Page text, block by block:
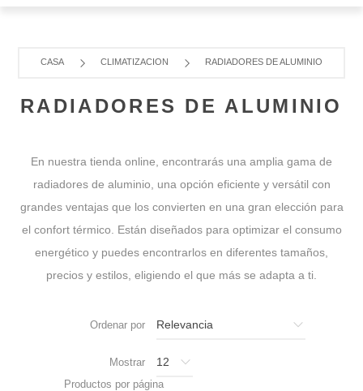
CASA CLIMATIZACION RADIADORES DE ALUMINIO
RADIADORES DE ALUMINIO
En nuestra tienda online, encontrarás una amplia gama de
radiadores de aluminio, una opción eficiente y versátil con
grandes ventajas que los convierten en una gran elección para
el confort térmico. Están diseñados para optimizar el consumo
energético y puedes encontrarlos en diferentes tamaños,
precios y estilos, eligiendo el que más se adapta a ti.
Ordenar por
Mostrar
Productos por página